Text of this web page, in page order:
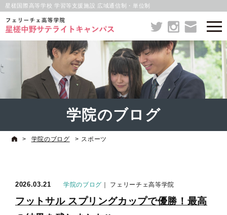
星槎国際高等学校 学習等支援施設 広域通信制・単位制
学院のブログ
> 学院のブログ > スポーツ
2026.03.21 学院のブログ ｜ フェリーチェ高等学院
フットサル スプリングカップで優勝！最高